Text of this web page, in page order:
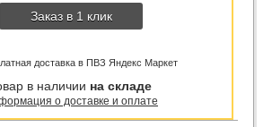
Заказ в 1 клик
доставка в ПВЗ Яндекс Маркет
в наличии на складе
о доставке и оплате